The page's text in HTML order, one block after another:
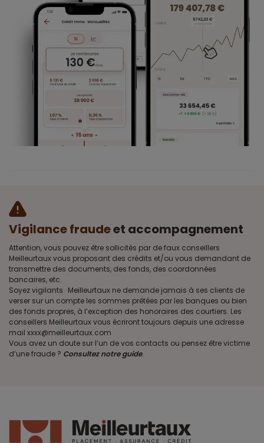
Vigilance fraudeet accompagnement
Attention, vous pouvez être sollicités par de faux conseillers
Meilleurtaux vous proposant des crédits et/ou vous demandant de
transmettre des documents, des fonds, des coordonnées
bancaires, etc.
Soyez vigilants · Meilleurtaux ne demande jamais à ses clients de
verser sur un compte les sommes prêtées par les banques ou bien
des fonds propres, à l’exception des honoraires des courtiers. Les
conseillers Meilleurtaux vous écriront toujours depuis une adresse
mail xxxx@meilleurtaux.com
Vous avez un doute sur l’un de vos contacts ou pensez être victime
d’une fraude ? Consultez notre guide.